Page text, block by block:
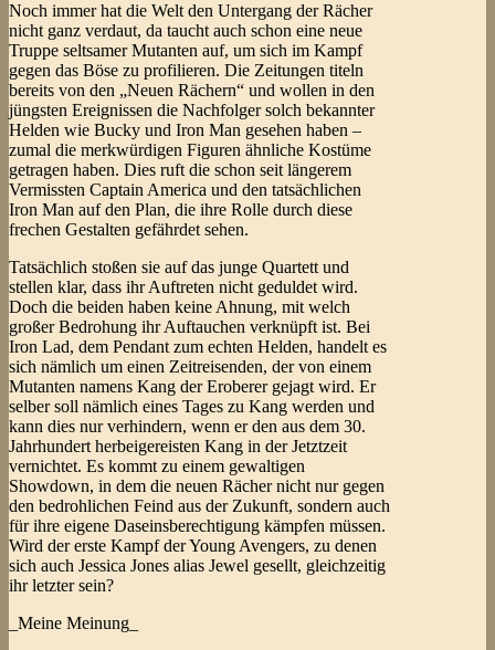
Noch immer hat die Welt den Untergang der Rächer
nicht ganz verdaut, da taucht auch schon eine neue
Truppe seltsamer Mutanten auf, um sich im Kampf
gegen das Böse zu profilieren. Die Zeitungen titeln
bereits von den „Neuen Rächern“ und wollen in den
jüngsten Ereignissen die Nachfolger solch bekannter
Helden wie Bucky und Iron Man gesehen haben –
zumal die merkwürdigen Figuren ähnliche Kostüme
getragen haben. Dies ruft die schon seit längerem
Vermissten Captain America und den tatsächlichen
Iron Man auf den Plan, die ihre Rolle durch diese
frechen Gestalten gefährdet sehen.
Tatsächlich stoßen sie auf das junge Quartett und
stellen klar, dass ihr Auftreten nicht geduldet wird.
Doch die beiden haben keine Ahnung, mit welch
großer Bedrohung ihr Auftauchen verknüpft ist. Bei
Iron Lad, dem Pendant zum echten Helden, handelt es
sich nämlich um einen Zeitreisenden, der von einem
Mutanten namens Kang der Eroberer gejagt wird. Er
selber soll nämlich eines Tages zu Kang werden und
kann dies nur verhindern, wenn er den aus dem 30.
Jahrhundert herbeigereisten Kang in der Jetztzeit
vernichtet. Es kommt zu einem gewaltigen
Showdown, in dem die neuen Rächer nicht nur gegen
den bedrohlichen Feind aus der Zukunft, sondern auch
für ihre eigene Daseinsberechtigung kämpfen müssen.
Wird der erste Kampf der Young Avengers, zu denen
sich auch Jessica Jones alias Jewel gesellt, gleichzeitig
ihr letzter sein?
_Meine Meinung_